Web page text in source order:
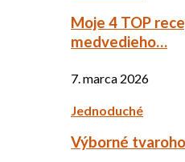
Moje 4 TOP
medvedieho…
7. marca 2026
Jednoduché
Výborné